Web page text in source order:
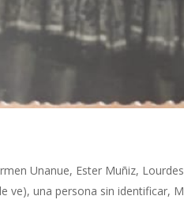
Unanue, Ester Muñiz,
ve), una persona sin identificar,